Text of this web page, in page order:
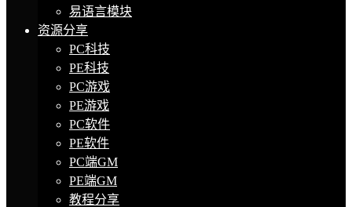
易语言模块
资源分享
PC科技
PE科技
PC游戏
PE游戏
PC软件
PE软件
PC端GM
PE端GM
教程分享